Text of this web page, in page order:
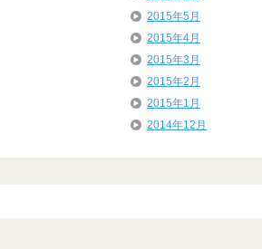
2015年5月
2015年4月
2015年3月
2015年2月
2015年1月
2014年12月